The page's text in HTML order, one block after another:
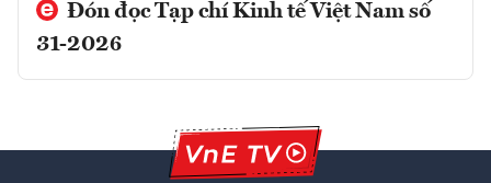
Đón đọc Tạp chí Kinh tế Việt Nam số
31-2026